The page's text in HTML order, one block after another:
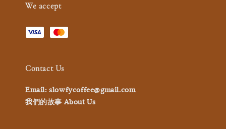
We accept
Contact Us
Email: slowfycoffee@gmail.com
我們的故事 About Us